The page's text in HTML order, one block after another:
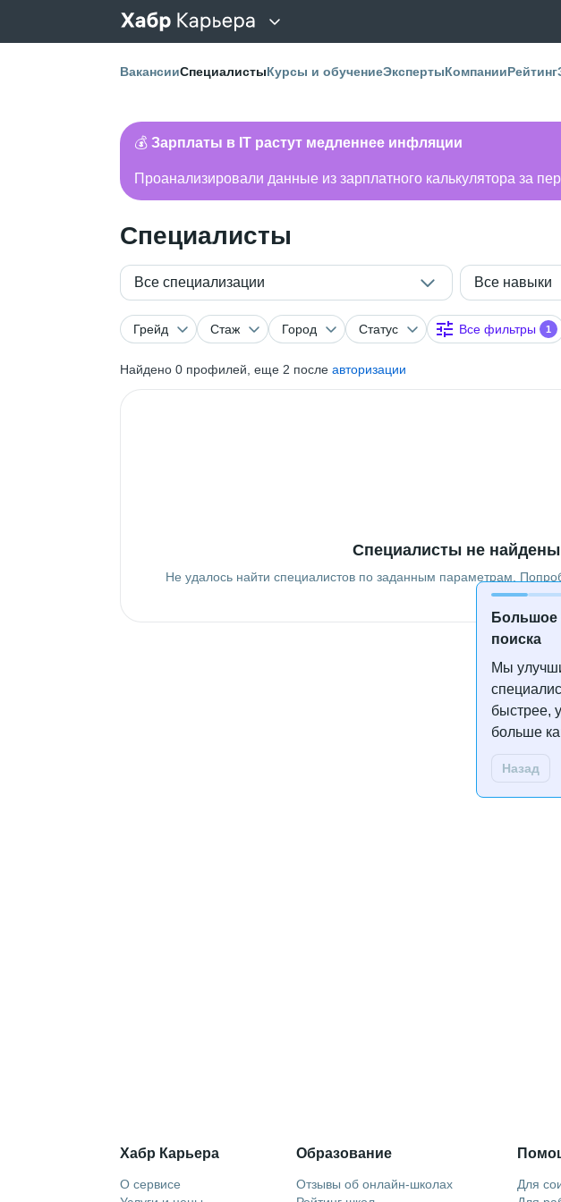
ВакансииСпециалистыКурсы и обучениеЭкспертыКомпанииРейтинг
💰 Зарплаты в IT растут медленнее инфляции
Проанализировали данные из зарплатного калькулятора за
Специалисты
Все специализации Все навыки
Грейд Стаж Город Статус Все фильтры 1
Найдено 0 профилей, еще 2 после авторизации
Большое
поиска
Мы
быстрее,
больше
Назад
Специалисты не найдены
Не удалось найти специалистов по заданным параметрам.
Хабр Карьера
О сервисе
Образование
Отзывы об онлайн-школах
Для